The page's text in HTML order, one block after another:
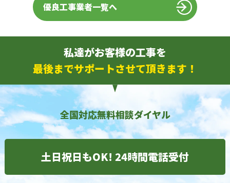
優良工事業者一覧へ
私達がお客様の工事を
最後までサポートさせて頂きます！
全国対応無料相談ダイヤル
土日祝日もOK! 24時間電話受付